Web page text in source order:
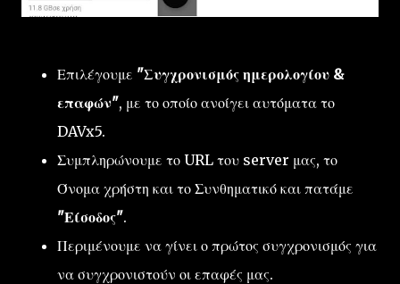
Επιλέγουμε "Συγχρονισμός ημερολογίου &
επαφών", με το οποίο ανοίγει αυτόματα το
DAVx5.
Συμπληρώνουμε το URL του server μας, το
Όνομα χρήστη και το Συνθηματικό και πατάμε
"Είσοδος".
Περιμένουμε να γίνει ο πρώτος συγχρονισμός για
να συγχρονιστούν οι επαφές μας.